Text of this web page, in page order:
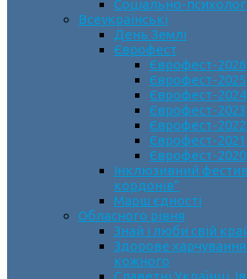
Соціально-
Всеукраїнські
День Землі
Єврофест
Єврофест-2026
Єврофест-2025
Єврофест-2024
Єврофест-2023
Єврофест-2022
Єврофест-2021
Єврофест-2020
Інклюзивний
кордонів”
Марш єдності
Обласного рівня
Знай і люби свій
Здорове харчування
кожного
Славетні Українці.